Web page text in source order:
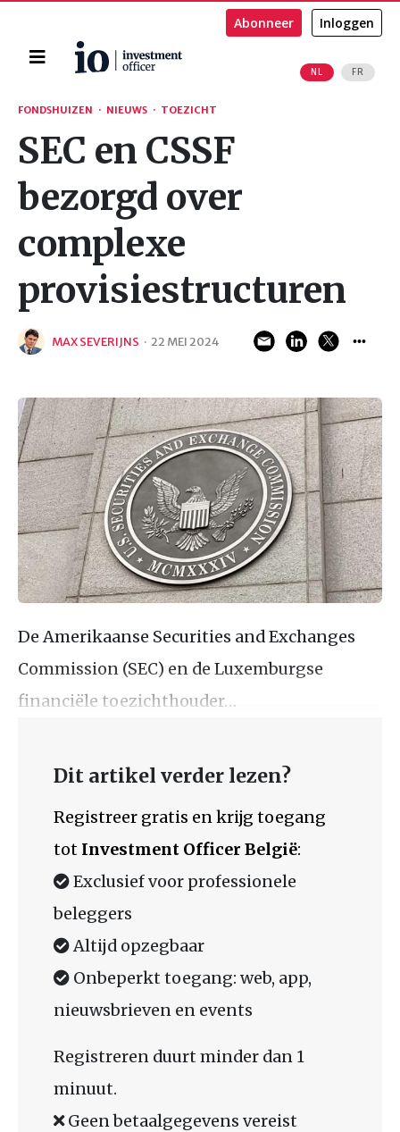
Home
NL FR
Abonneer Inloggen
Zoeken
FONDSHUIZEN · NIEUWS · TOEZICHT
SEC en CSSF
bezorgd over
complexe
provisiestructuren
MAX SEVERIJNS · 22 MEI 2024
De Amerikaanse Securities and Exchanges
Commission (SEC) en de Luxemburgse
financiële toezichthouder…
Dit artikel verder lezen?
Registreer gratis en krijg toegang
tot Investment Officer België:
Exclusief voor professionele
beleggers
Altijd opzegbaar
Onbeperkt toegang: web, app,
nieuwsbrieven en events
Registreren duurt minder dan 1
minuut.
Geen betaalgegevens vereist